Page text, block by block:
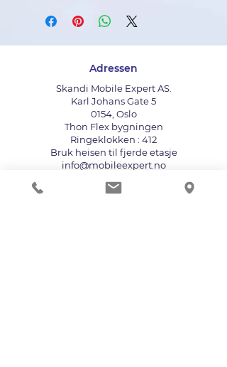
Adressen
Skandi Mobile Expert AS.
Karl Johans Gate 5
0154, Oslo
Thon Flex bygningen
Ringeklokken : 412
Bruk heisen til fjerde etasje
info@mobileexpert.no